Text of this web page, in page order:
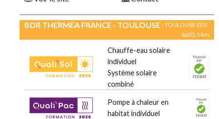
BDR THERMEA FRANCE - TOULOUSE - TOULOUSE (31)
6605.5 km
Chauffe-eau solaire
individuel
Système solaire
combiné
Pompe à chaleur en
habitat individuel